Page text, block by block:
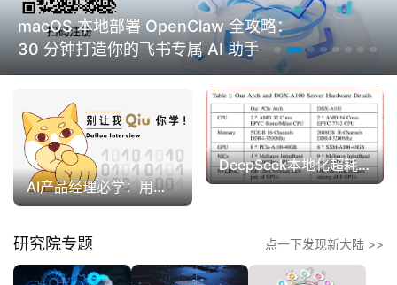
macOS 本地部署 OpenClaw 全攻略：
30 分钟打造你的飞书专属 AI 助手
AI产品经理必学：用结构化思维写出高价值AI提示词
DeepSeek本地化超耗电
研究院专题 点一下发现新大陆 >>